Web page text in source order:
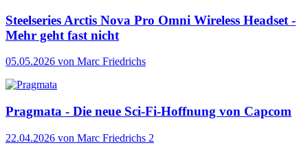
Steelseries Arctis Nova Pro Omni Wireless Headset -
Mehr geht fast nicht
05.05.2026 von Marc Friedrichs
Pragmata - Die neue Sci-Fi-Hoffnung von Capcom
22.04.2026 von Marc Friedrichs 2